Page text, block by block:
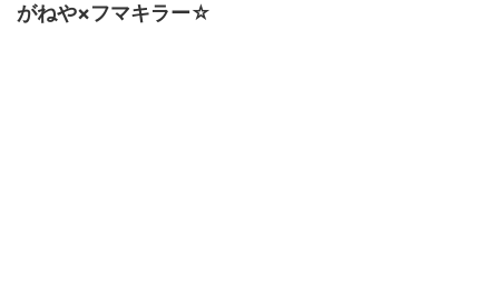
がねや×フマキラー☆